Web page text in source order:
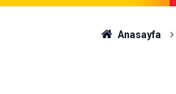
Anasayfa